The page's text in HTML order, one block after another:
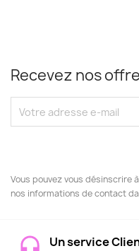
Recevez nos
Vous pouvez vous désinscrire
nos informations de contact
Un service